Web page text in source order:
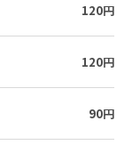
120円
120円
90円